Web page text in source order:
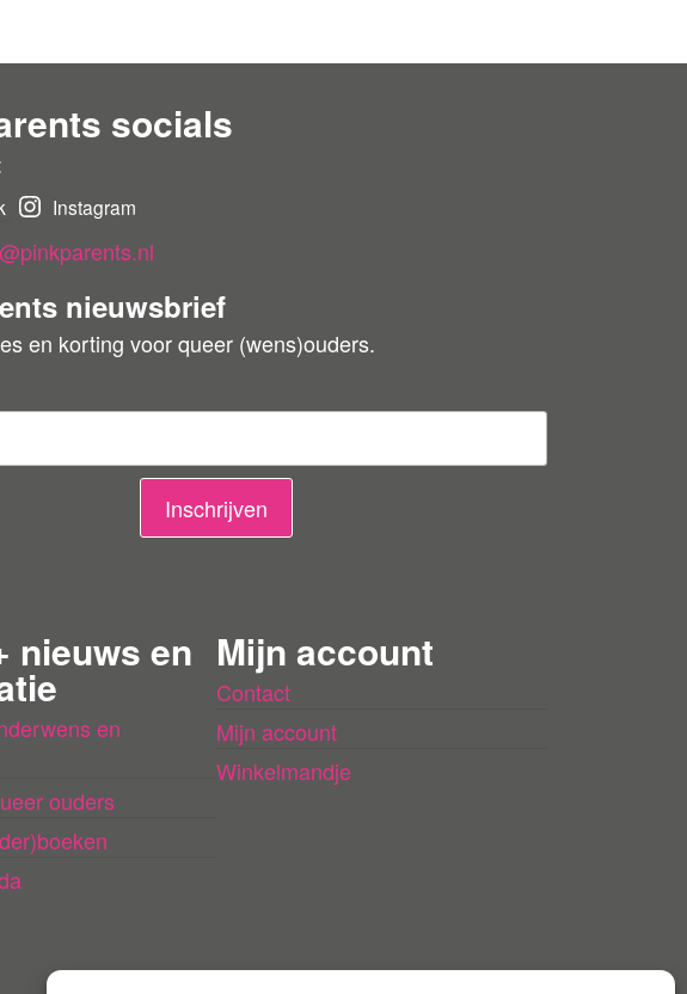
socials
Instagram
nieuwsbrief
en korting voor queer (wens)ouders.
Inschrijven
nieuws en
en
ouders
Mijn account
Contact
Mijn account
Winkelmandje